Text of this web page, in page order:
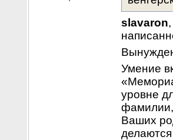
slavaron
Умение
уровне
фамилии,
Ваших
делаются